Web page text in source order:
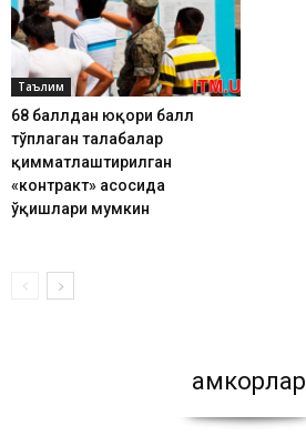
Таълим
68 баллдан юқори балл
тўплаган талабалар
қимматлаштирилган
«контракт» асосида
ўқишлари мумкин
Ҳамкорлар